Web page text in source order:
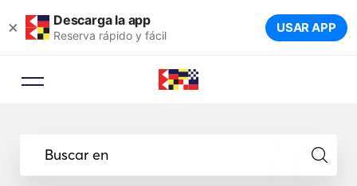
× Descarga la app
Reserva rápido y fácil USAR APP
Buscar en